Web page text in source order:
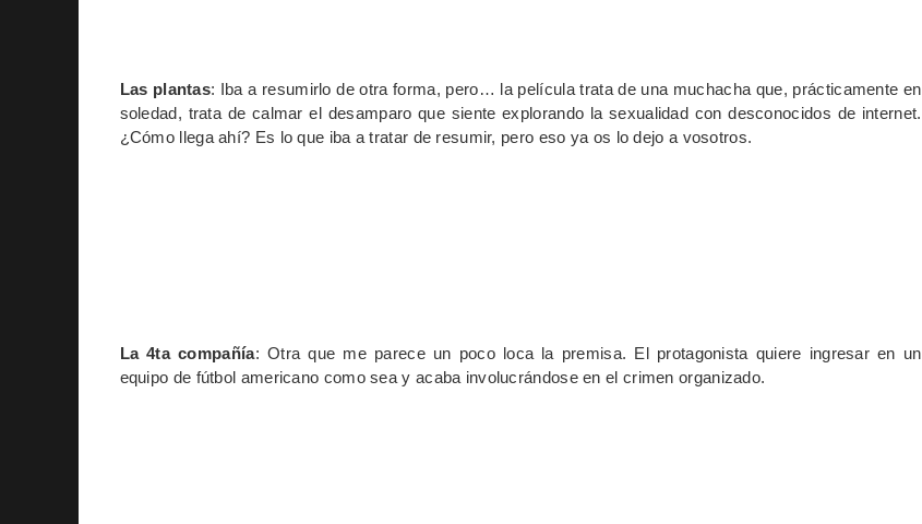
Las plantas: Iba a resumirlo de otra forma, pero… la película trata de una muchacha que, prácticamente en
soledad, trata de calmar el desamparo que siente explorando la sexualidad con desconocidos de internet.
¿Cómo llega ahí? Es lo que iba a tratar de resumir, pero eso ya os lo dejo a vosotros.
La 4ta compañía: Otra que me parece un poco loca la premisa. El protagonista quiere ingresar en un
equipo de fútbol americano como sea y acaba involucrándose en el crimen organizado.